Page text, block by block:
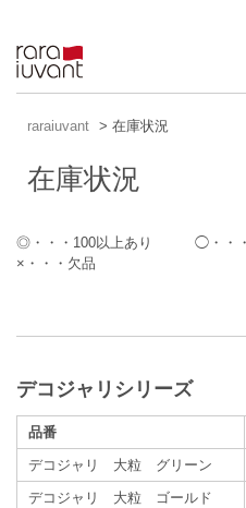
raraiuvant > 在庫状況
在庫状況
◎・・・100以上あり ◯・・
×・・・欠品
デコジャリシリーズ
品番
デコジャリ 大粒 グリーン
デコジャリ 大粒 ゴールド